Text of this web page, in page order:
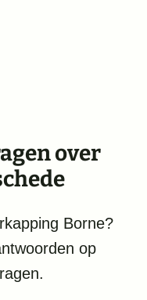
over
Borne?
op